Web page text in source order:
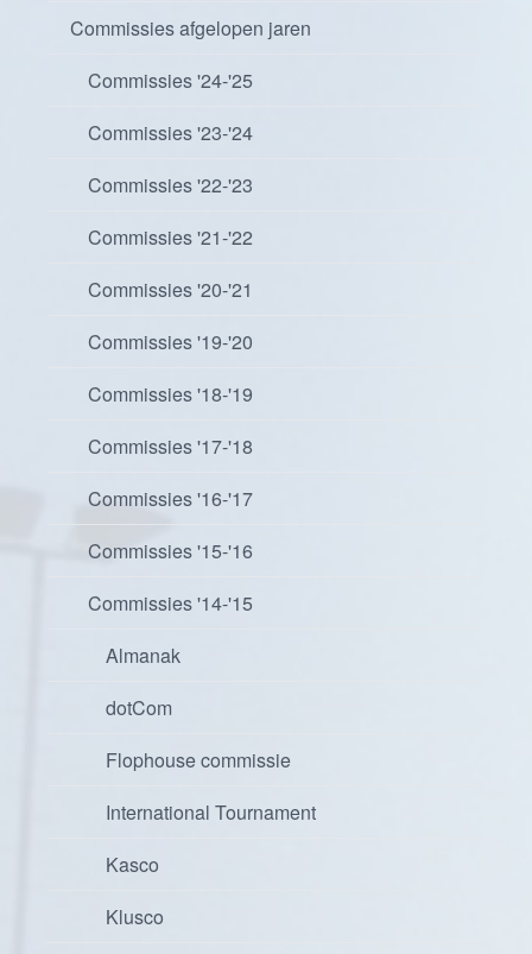
Commissies afgelopen jaren
Commissies '24-'25
Commissies '23-'24
Commissies '22-'23
Commissies '21-'22
Commissies '20-'21
Commissies '19-'20
Commissies '18-'19
Commissies '17-'18
Commissies '16-'17
Commissies '15-'16
Commissies '14-'15
Almanak
dotCom
Flophouse commissie
International Tournament
Kasco
Klusco